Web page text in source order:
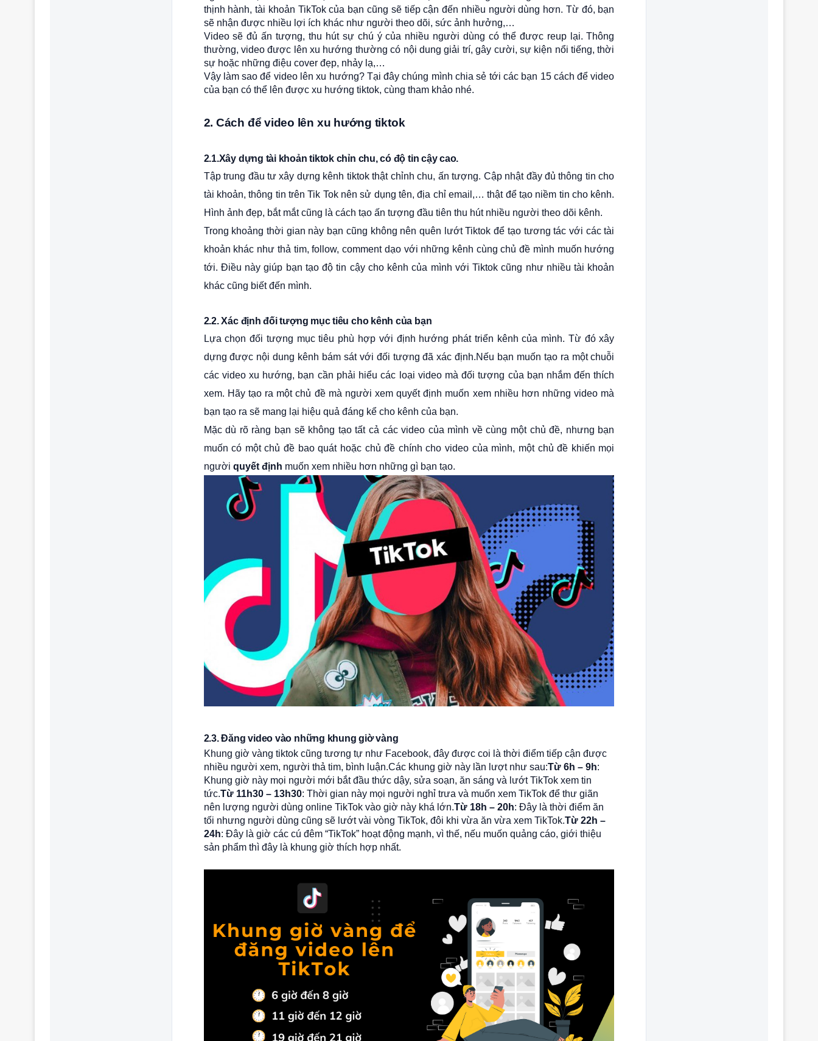
thịnh hành, tài khoản TikTok của bạn cũng sẽ tiếp cận đến nhiều người dùng hơn. Từ đó, bạn
sẽ nhận được nhiều lợi ích khác như người theo dõi, sức ảnh hưởng,…
Video sẽ đủ ấn tượng, thu hút sự chú ý của nhiều người dùng có thể được reup lại. Thông
thường, video được lên xu hướng thường có nội dung giải trí, gây cười, sự kiện nổi tiếng, thời
sự hoặc những điệu cover đẹp, nhảy lạ,…
Vậy làm sao để video lên xu hướng? Tại đây chúng mình chia sẻ tới các bạn 15 cách để video
của bạn có thể lên được xu hướng tiktok, cùng tham khảo nhé.
2. Cách để video lên xu hướng tiktok
2.1.Xây dựng tài khoản tiktok chỉn chu, có độ tin cậy cao.
Tập trung đầu tư xây dựng kênh tiktok thật chỉnh chu, ấn tượng. Cập nhật đầy đủ thông tin cho
tài khoản, thông tin trên Tik Tok nên sử dụng tên, địa chỉ email,… thật để tạo niềm tin cho kênh.
Hình ảnh đẹp, bắt mắt cũng là cách tạo ấn tượng đầu tiên thu hút nhiều người theo dõi kênh.
Trong khoảng thời gian này bạn cũng không nên quên lướt Tiktok để tạo tương tác với các tài
khoản khác như thả tim, follow, comment dạo với những kênh cùng chủ đề mình muốn hướng
tới. Điều này giúp bạn tạo độ tin cậy cho kênh của mình với Tiktok cũng như nhiều tài khoản
khác cũng biết đến mình.
2.2. Xác định đối tượng mục tiêu cho kênh của bạn
Lựa chọn đối tượng mục tiêu phù hợp với định hướng phát triển kênh của mình. Từ đó xây
dựng được nội dung kênh bám sát với đối tượng đã xác định.Nếu bạn muốn tạo ra một chuỗi
các video xu hướng, bạn cần phải hiểu các loại video mà đối tượng của bạn nhắm đến thích
xem. Hãy tạo ra một chủ đề mà người xem quyết định muốn xem nhiều hơn những video mà
bạn tạo ra sẽ mang lại hiệu quả đáng kể cho kênh của bạn.
Mặc dù rõ ràng bạn sẽ không tạo tất cả các video của mình về cùng một chủ đề, nhưng bạn
muốn có một chủ đề bao quát hoặc chủ đề chính cho video của mình, một chủ đề khiến mọi
người quyết định muốn xem nhiều hơn những gì bạn tạo.
2.3. Đăng video vào những khung giờ vàng
Khung giờ vàng tiktok cũng tương tự như Facebook, đây được coi là thời điểm tiếp cận được
nhiều người xem, người thả tim, bình luận.Các khung giờ này lần lượt như sau:Từ 6h – 9h:
Khung giờ này mọi người mới bắt đầu thức dậy, sửa soạn, ăn sáng và lướt TikTok xem tin
tức.Từ 11h30 – 13h30: Thời gian này mọi người nghỉ trưa và muốn xem TikTok để thư giãn
nên lượng người dùng online TikTok vào giờ này khá lớn.Từ 18h – 20h: Đây là thời điểm ăn
tối nhưng người dùng cũng sẽ lướt vài vòng TikTok, đôi khi vừa ăn vừa xem TikTok.Từ 22h –
24h: Đây là giờ các cú đêm “TikTok” hoạt động mạnh, vì thế, nếu muốn quảng cáo, giới thiệu
sản phẩm thì đây là khung giờ thích hợp nhất.